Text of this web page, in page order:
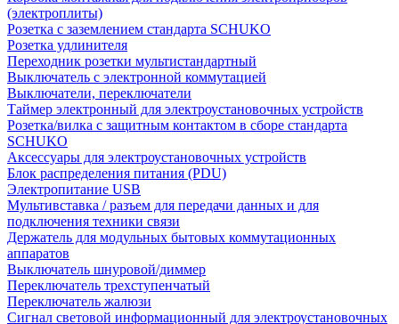
(электроплиты)
Розетка с заземлением стандарта SCHUKO
Розетка удлинителя
Переходник розетки мультистандартный
Выключатель с электронной коммутацией
Выключатели, переключатели
Таймер электронный для электроустановочных устройств
Розетка/вилка с защитным контактом в сборе стандарта
SCHUKO
Аксессуары для электроустановочных устройств
Блок распределения питания (PDU)
Электропитание USB
Мультивставка / разъем для передачи данных и для
подключения техники связи
Держатель для модульных бытовых коммутационных
аппаратов
Выключатель шнуровой/диммер
Переключатель трехступенчатый
Переключатель жалюзи
Сигнал световой информационный для электроустановочных